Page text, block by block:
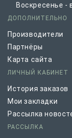
Воскресенье -
ДОПОЛНИТЕЛЬНО
Производители
Партнёры
Карта сайта
ЛИЧНЫЙ КАБИНЕТ
История заказов
Мои закладки
Рассылка
РАССЫЛКА